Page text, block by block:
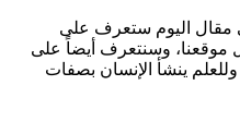
اليوم ستعرف على
وسنتعرف أيضاً على
ينشأ الإنسان بصفات